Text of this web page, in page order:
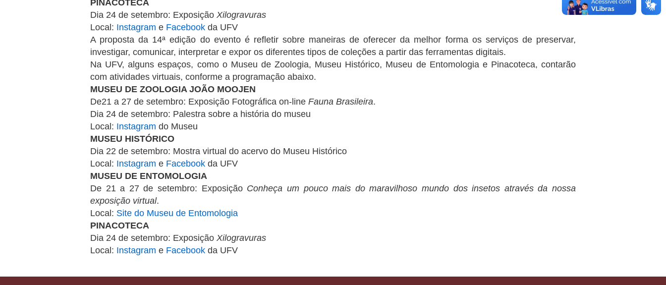
PINACOTECA
Dia 24 de setembro: Exposição Xilogravuras
Local: Instagram e Facebook da UFV
A proposta da 14ª edição do evento é refletir sobre maneiras de oferecer da melhor forma os serviços de preservar,
investigar, comunicar, interpretar e expor os diferentes tipos de coleções a partir das ferramentas digitais.
Na UFV, alguns espaços, como o Museu de Zoologia, Museu Histórico, Museu de Entomologia e Pinacoteca, contarão
com atividades virtuais, conforme a programação abaixo.
MUSEU DE ZOOLOGIA JOÃO MOOJEN
De21 a 27 de setembro: Exposição Fotográfica on-line Fauna Brasileira.
Dia 24 de setembro: Palestra sobre a história do museu
Local: Instagram do Museu
MUSEU HISTÓRICO
Dia 22 de setembro: Mostra virtual do acervo do Museu Histórico
Local: Instagram e Facebook da UFV
MUSEU DE ENTOMOLOGIA
De 21 a 27 de setembro: Exposição Conheça um pouco mais do maravilhoso mundo dos insetos através da nossa
exposição virtual.
Local: Site do Museu de Entomologia
PINACOTECA
Dia 24 de setembro: Exposição Xilogravuras
Local: Instagram e Facebook da UFV